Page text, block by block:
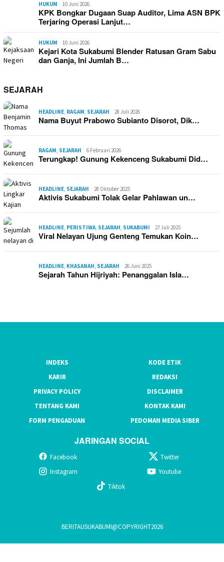
HUKUM 10 Juni 2026
KPK Bongkar Dugaan Suap Auditor, Lima ASN BPK
Terjaring Operasi Lanjut…
HUKUM 10 Juni 2026
Kejari Kota Sukabumi Blender Ratusan Gram Sabu
dan Ganja, Ini Jumlah B…
SEJARAH
HEADLINE, RAGAM, SEJARAH 28 Juli 2026
Nama Buyut Prabowo Subianto Disorot, Dik…
RAGAM, SEJARAH 6 Februari 2026
Terungkap! Gunung Kekenceng Sukabumi Did…
HEADLINE, SEJARAH 28 Oktober 2025
Aktivis Sukabumi Tolak Gelar Pahlawan un…
HEADLINE, PERISTIWA, SEJARAH, SUKABUMI 27 Juli 2025
Viral Nelayan Ujung Genteng Temukan Koin…
HEADLINE, KHASANAH, SEJARAH 26 Juni 2025
Sejarah Tahun Hijriyah: Penanggalan Isla…
INDEKS
KODE ETIK
KARIR
REDAKSI
PRIVACY POLICY
DISCLAIMER
TENTANG KAMI
KONTAK KAMI
FORM PENGADUAN
PEDOMAN MEDIA SIBER
JARINGAN SOCIAL
Facebook
Twitter
Instagram
Youtube
Tiktok
BERITAUSUKABUMI@COPYRIGHT2026